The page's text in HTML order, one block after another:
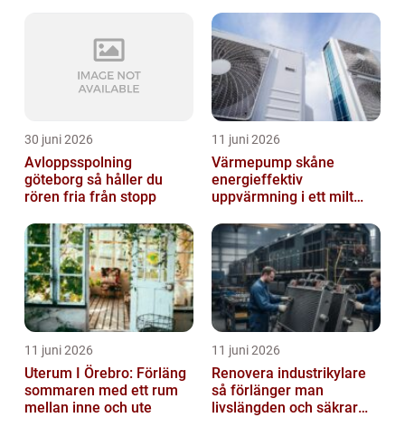
30 juni 2026
Avloppsspolning
göteborg så håller du
rören fria från stopp
11 juni 2026
Värmepump skåne
energieffektiv
uppvärmning i ett milt
11 juni 2026
Uterum I Örebro: Förläng
sommaren med ett rum
mellan inne och ute
11 juni 2026
Renovera industrikylare
så förlänger man
livslängden och säkrar